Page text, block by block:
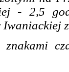
- 2,5